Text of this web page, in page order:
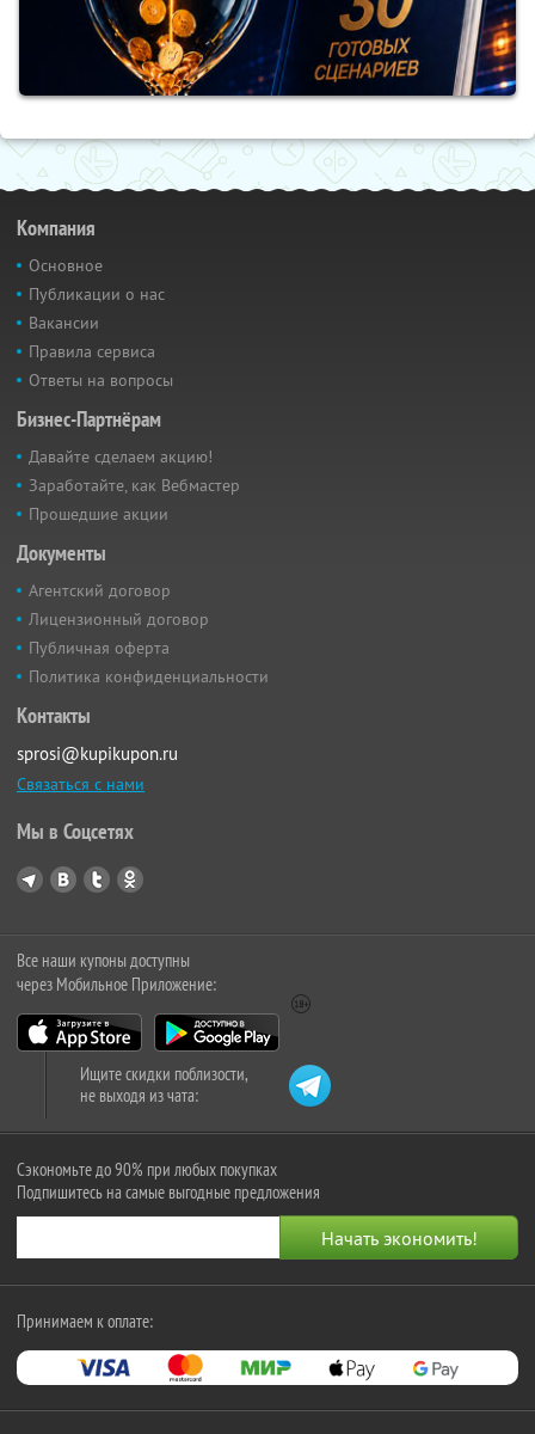
Компания
Основное
Публикации о нас
Вакансии
Правила сервиса
Ответы на вопросы
Бизнес-Партнёрам
Давайте сделаем акцию!
Заработайте, как Вебмастер
Прошедшие акции
Документы
Агентский договор
Лицензионный договор
Публичная оферта
Политика конфиденциальности
Контакты
sprosi@kupikupon.ru
Связаться с нами
Мы в Соцсетях
Все наши купоны доступны
через Мобильное Приложение:
Ищите скидки поблизости,
не выходя из чата:
Сэкономьте до 90% при любых покупках
Подпишитесь на самые выгодные предложения
Принимаем к оплате: